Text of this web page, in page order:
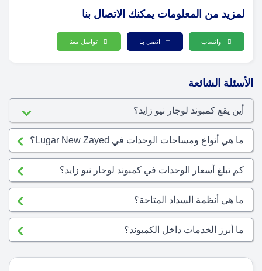
لمزيد من المعلومات يمكنك الاتصال بنا
واتساب اتصل بنا تواصل معنا
الأسئلة الشائعة
أين يقع كمبوند لوجار نيو زايد؟
ما هي أنواع ومساحات الوحدات في Lugar New Zayed؟
كم تبلغ أسعار الوحدات في كمبوند لوجار نيو زايد؟
ما هي أنظمة السداد المتاحة؟
ما أبرز الخدمات داخل الكمبوند؟